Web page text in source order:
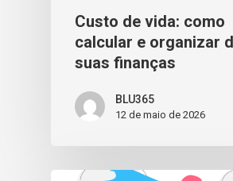
Custo de vida: como
calcular e organizar
suas finanças
BLU365
12 de maio de 2026